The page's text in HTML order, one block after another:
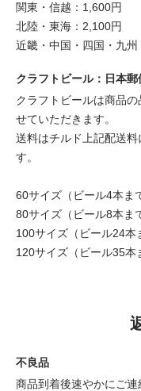
関東・信越：1,600円
北陸・東海：2,100円
近畿・中国・四国・九州
クラフトビール：日本
クラフトビールは商品
せていただきます。
送料はチルド上記配送
す。
60サイズ（ビール4本ま
80サイズ（ビール8本ま
100サイズ（ビール24本
120サイズ（ビール35本
不良品
商品到着後速やかにご